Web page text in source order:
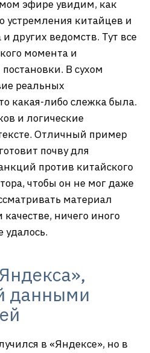
эфире увидим, как
устремления китайцев и
других ведомств. Тут все
момента и
В сухом
реальных
какая-либо слежка была.
и логические
Отличный пример
почву для
против китайского
чтобы он не мог даже
материал
ничего иного
удалось.
данными
в «Яндексе», но в